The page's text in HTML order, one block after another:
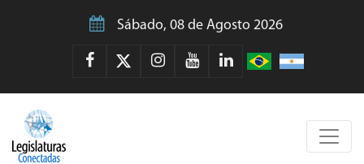
Sábado, 08 de Agosto 2026